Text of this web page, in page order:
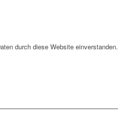
durch diese Website einverstanden.